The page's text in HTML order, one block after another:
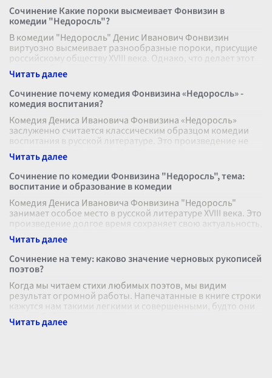
Сочинение Какие пороки высмеивает Фонвизин в
комедии "Недоросль"?
В комедии "Недоросль" Денис Иванович Фонвизин
виртуозно высмеивает разнообразные пороки, присущие
российскому обществу XVIII века. Однако, что делает этот
текст особенно значимым,
Сочинение почему комедия Фонвизина «Недоросль» -
комедия воспитания?
Комедия Дениса Ивановича Фонвизина «Недоросль»
заслуженно считается классическим образцом комедии
воспитания в русской литературе. Это произведение не
только отражает нравы и поряд
Сочинение по комедии Фонвизина "Недоросль", тема:
воспитание и образование в комедии
Комедия Дениса Ивановича Фонвизина "Недоросль"
занимает особое место в русской литературе XVIII века. Это
произведение долгое время сохраняет свою актуальность,
обращая внимание на
Сочинение на тему: каково значение черновых рукописей
поэтов?
Когда мы читаем стихи любимых поэтов, мы видим
результат огромной работы. Напечатанные в книге строки
кажутся нам такими легкими и совершенными, будто они
сами собой родились в гол